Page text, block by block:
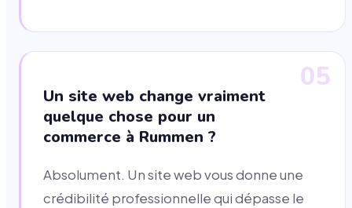
05
Un site web change vraiment
quelque chose pour un
commerce à Rummen ?
Absolument. Un site web vous donne une
crédibilité professionnelle qui dépasse le